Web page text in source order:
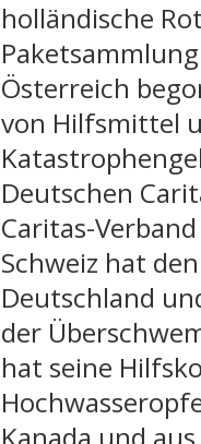
holländische
Österreich
von Hilfsmittel
Deutschen
Caritas-
Schweiz hat
Deutschland
der
hat seine